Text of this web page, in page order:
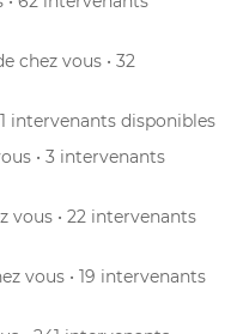
chez vous • 32
intervenants disponibles
• 3 intervenants
vous • 22 intervenants
vous • 19 intervenants